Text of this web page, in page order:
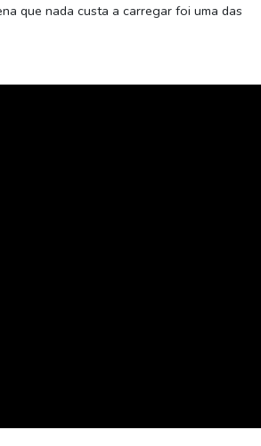
que nada custa a carregar foi uma das